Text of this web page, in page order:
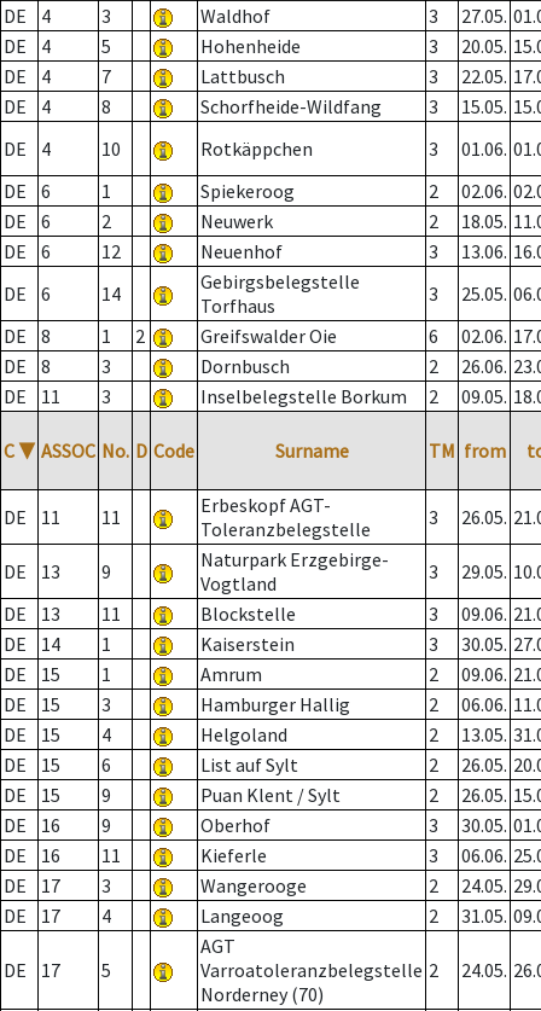
DE
4 3 Waldhof 3 27.05.
DE
4 5 Hohenheide 3 20.05.
DE
4 7 Lattbusch 3 22.05.
DE
4 8 Schorfheide-Wildfang 3 15.05.
DE
4 10 Rotkäppchen 3 01.06.
DE
6 1 Spiekeroog 2 02.06.
DE
6 2 Neuwerk 2 18.05.
DE
6 12 Neuenhof 3 13.06.
DE
6 14
Gebirgsbelegstelle
Torfhaus
3 25.05.
DE
8 1 2 Greifswalder Oie 6 02.06.
DE
8 3 Dornbusch 2 26.06.
DE
11 3 Inselbelegstelle Borkum 2 09.05.
C ▼ ASSOC No. D Code Surname TM from
DE 11 11
Erbeskopf AGT-
Toleranzbelegstelle
3 26.05.
DE 13 9
Naturpark Erzgebirge-
Vogtland
3 29.05.
DE
13 11 Blockstelle 3 09.06.
DE
14 1 Kaiserstein 3 30.05.
DE
15 1 Amrum 2 09.06.
DE
15 3 Hamburger Hallig 2 06.06.
DE
15 4 Helgoland 2 13.05.
DE
15 6 List auf Sylt 2 26.05.
DE
15 9 Puan Klent / Sylt 2 26.05.
DE
16 9 Oberhof 3 30.05.
DE
16 11 Kieferle 3 06.06.
DE
17 3 Wangerooge 2 24.05.
DE
17 4 Langeoog 2 31.05.
DE 17 5
AGT
Varroatoleranzbelegstelle
Norderney (70)
2 24.05.